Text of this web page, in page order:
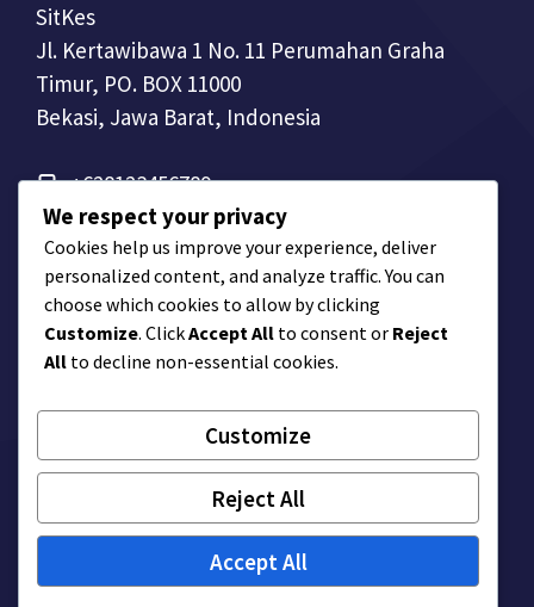
SitKes
Jl. Kertawibawa 1 No. 11 Perumahan Graha
Timur, PO. BOX 11000
Bekasi, Jawa Barat, Indonesia
+628123456789
Terms of Service
We respect your privacy
Cookies help us improve your experience, deliver
personalized content, and analyze traffic. You can
choose which cookies to allow by clicking
Customize. ClickAccept All to consent or Reject
All to decline non-essential cookies.
Customize
Reject All
Accept All